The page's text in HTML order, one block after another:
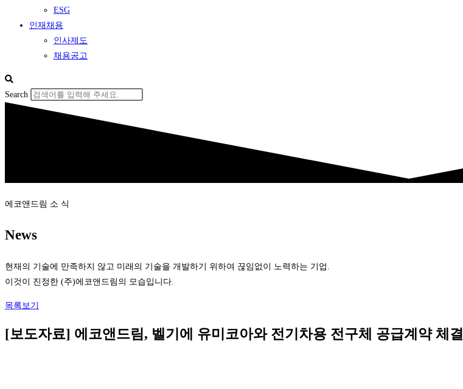
ESG
인재채용
인사제도
채용공고
Search
에코앤드림 소 식
News
현재의 기술에 만족하지 않고 미래의 기술을 개발하기 위하여 끊임없이 노력하는 기업.
이것이 진정한 (주)에코앤드림의 모습입니다.
목록보기
[보도자료] 에코앤드림, 벨기에 유미코아와 전기차용 전구체 공급계약 체결